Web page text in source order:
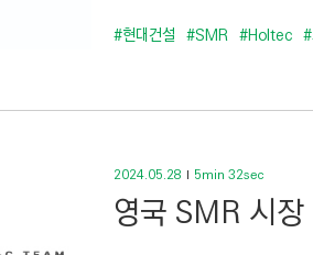
#현대건설 #SMR #Holtec
2024.05.28 5min 32sec
영국 SMR 시장